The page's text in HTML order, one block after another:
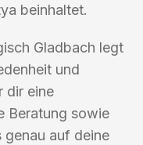
beinhaltet.
Gladbach legt
und
dir eine
Beratung sowie
genau auf deine